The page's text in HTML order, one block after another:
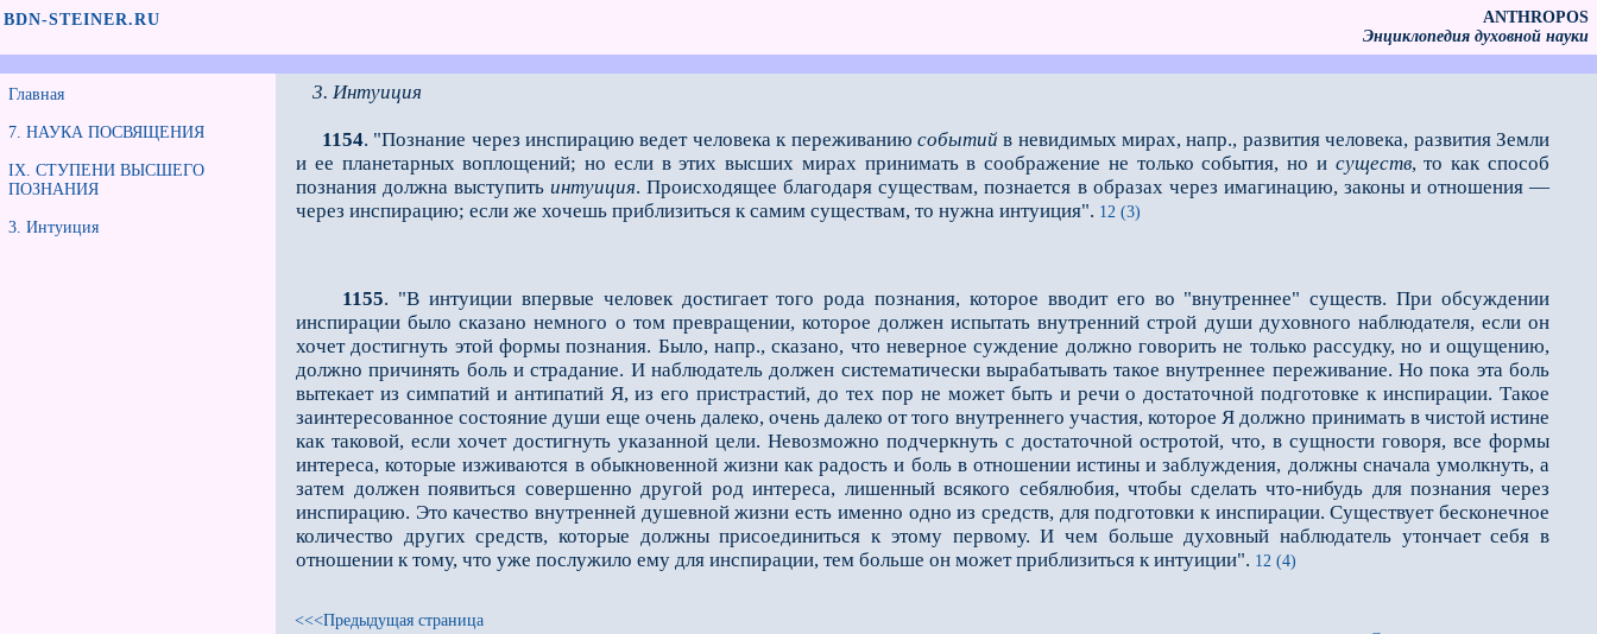
BDN-STEINER.RU
ANTHROPOS
Энциклопедия духовной науки
Главная
7. НАУКА ПОСВЯЩЕНИЯ
IX. СТУПЕНИ ВЫСШЕГО
ПОЗНАНИЯ
3. Интуиция
3. Интуиция
1154. "Познание через инспирацию ведет человека к переживанию событийв невидимых мирах, напр., развития человека, развития Земли
и ее планетарных воплощений; но если в этих высших ми­рах принимать в соображение не только события, но и существ, то как способ
познания должна высту­питьинтуиция. Происходящее благодаря существам, познается в образах через имагина­цию, законы и отношения —
через инспирацию; если же хочешь приблизиться к самим существам, то нуж­на интуиция". 12 (3)
1155. "В интуиции впервые человек достигает того рода познания, которое вводит его во "внутрен­нее" существ. При обсуждении
инспирации было сказано немного о том превращении, которое должен испытать внутренний строй души духовного наблюдателя, если он
хочет достигнуть этой формы познания. Было, напр., сказано, что неверное суждение должно говорить не только рассудку, но и ощущению,
должно причинять боль и страдание. И наблюдатель должен систематически вырабатывать такое внутреннее пе­реживание. Но пока эта боль
вытекает из симпатий и антипатий Я, из его пристрастий, до тех пор не может быть и речи о достаточной подготовке к инспирации. Такое
заинтересованное состояние души еще очень далеко, очень далеко от того внутреннего участия, которое Я должно принимать в чистой истине
как таковой, если хочет достигнуть указанной цели. Невозможно подчеркнуть с достаточной остротой, что, в сущности говоря, все формы
интереса, которые изживаются в обыкновенной жизни как радость и боль в отношении истины и заблуждения, должны сначала умолкнуть, а
затем должен появить­ся совершенно другой род интереса, лишенный всякого себялюбия, чтобы сделать что-нибудь для познания через
инспирацию. Это качество внутренней душевной жизни есть именно одно из средств, для подго­товки к инспирации. Существует бесконечное
количество других средств, которые должны присоединить­ся к этому первому. И чем больше духовный наблюдатель утончает себя в
отношении к тому, что уже по­служило ему для инспирации, тем больше он может приблизиться к интуиции". 12 (4)
<<<Предыдущая страница